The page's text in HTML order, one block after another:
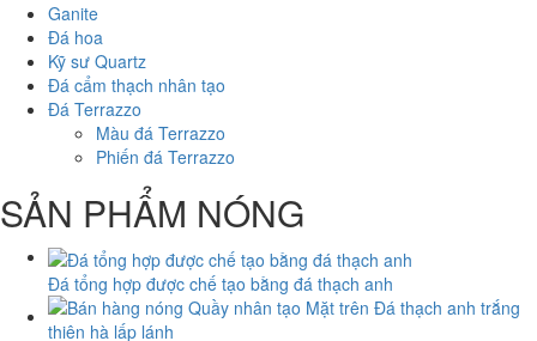
Ganite
Đá hoa
Kỹ sư Quartz
Đá cẩm thạch nhân tạo
Đá Terrazzo
Màu đá Terrazzo
Phiến đá Terrazzo
SẢN PHẨM NÓNG
Đá tổng hợp được chế tạo bằng đá thạch anh